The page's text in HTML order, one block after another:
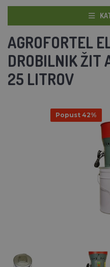
AGROFORTEL
DROBILNIK ŽIT
25 LITROV
Popust 42%